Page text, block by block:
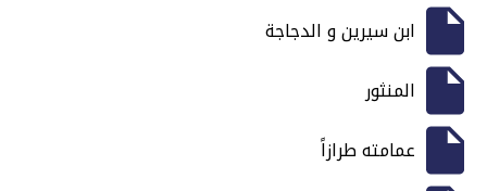
ابن سيرين و الدجاجة
المنثور
عمامته طرازاً